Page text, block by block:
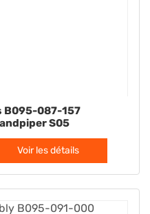
B095-087-157
S05
Voir les détails